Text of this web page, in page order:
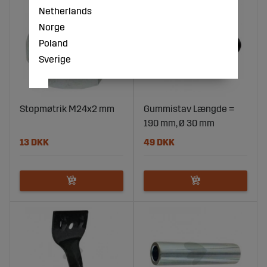
Stopmøtrik M24x2 mm
13 DKK
Gummistav Længde =
190 mm, Ø 30 mm
49 DKK
Netherlands
Norge
Poland
Sverige